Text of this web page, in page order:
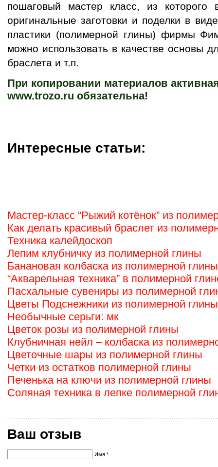
пошаговый мастер класс, из которого
оригинальные заготовки и поделки в
пластики (полимерной глины) фирмы
можно использовать в качестве основы
браслета и т.п.
При копировании материалов
www.trozo.ru обязательна!
Интересные статьи:
Мастер-класс “Рыжий котёнок” из
Как делать красивый браслет из
Техника калейдоскоп
Лепим клубничку из полимерной глины
Банановая колбаска из полимерной глины
“Акварельная техника” в полимерной
Пасхальные сувениры из полимерной
Цветы Подснежники из полимерной глины
Необычные серьги: мк
Цветок розы из полимерной глины
Клубничная нейл – колбаска из
Цветочные шары из полимерной глины
Четки из остатков полимерной глины
Печенька на ключи из полимерной глины
Соляная техника в лепке полимерной
Ваш отзыв
Имя *